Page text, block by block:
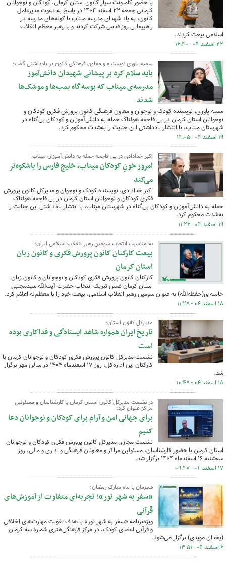
با حضور کامیونت سیار کانون استان کرمان، کودکان و نوجوانان
کرمانی جمعه ۲۲ اسفند ۱۴۰۴ در پاسخ به دعوت مدیرعامل
کانون، به یاد شهدای مدرسه میناب با کوله‌های مدرسه در
راهپیمایی روز قدس شرکت کردند و با رهبر معظم انقلاب
اسلامی بیعت کردند.
۲۲ اسفند ۰۴ - ۱۶:۴۰
سمیه یاوری نویسنده و معاون فرهنگی کانون در یادداشتی گفت؛
باید سلام کرد بر پیشانی شهیدان دانش‌آموز
مدرسه‌ی میناب که بوسه‌گاه بمب‌ها و موشک‌ها
شدند
سمیه یاوری، نویسنده کودک و نوجوان و معاون فرهنگی کانون پرورش فکری کودکان و
نوجوانان استان کرمان در پی فاجعه هولناک حمله به دانش‌آموزان و کودکان بی‌گناه در
شهرستان میناب، با انتشار یادداشتی این جنایت را به‌شدت محکوم کرد.
۱۹ اسفند ۰۴ - ۱۴:۰۵
اکبر خدادادی در پی فاجعه حمله به دانش‌آموزان میناب:
امروز خونِ کودکان میناب، خلیج فارس را باشکوه‌تر
می‌کند
اکبر خدادادی، نویسنده کودک و نوجوان و مدیرکل کانون پرورش
فکری کودکان و نوجوانان استان کرمان در پی فاجعه هولناک
حمله به دانش‌آموزان و کودکان بی‌گناه در شهرستان میناب، با انتشار یادداشتی این جنایت را
به‌شدت محکوم کرد.
۱۹ اسفند ۰۴ - ۱۱:۲۶
به مناسبت انتخاب سومین رهبر انقلاب اسلامی ایران؛
بیعت کارکنان کانون پرورش فکری و کانون زبان
استان کرمان
کارکنان کانون پرورش فکری کودکان و نوجوانان و کانون زبان
استان کرمان ضمن تبریک انتخاب حضرت آیت‌الله سیدمجتبی
خامنه‌ای(حفظه‌الله) به عنوان سومین رهبر انقلاب اسلامی، بیعت خود را با معظم‌له اعلام کرد.
۱۸ اسفند ۰۴ - ۱۱:۲۸
مدیرکل کانون استان؛
تاریخ ایران همواره شاهد ایستادگی و فداکاری بوده
است
نشست مدیرکل کانون پرورش فکری کودکان و نوجوانان کرمان با
کارکنان این اداره‌کل، روز ۱۷ اسفندماه ۱۴۰۴ در سالن مهر برگزار
شد.
۱۸ اسفند ۰۴ - ۱۰:۴۸
در نشست مدیرکل کانون استان کرمان با کارشناسان و مسئولین
مراکز عنوان کرد؛
برای جهانی امن و آرام برای کودکان و نوجوانان دعا
کنیم
نشست مجازی مدیرکل کانون پرورش فکری کودکان و نوجوانان
استان کرمان با حضور کارشناسان، مسئولین مراکز و معاونان فرهنگی و اداری و مالی، روز
سه‌شنبه ۱۶ اسفندماه ۱۴۰۴ برگزار شد.
۱۷ اسفند ۰۴ - ۰۹:۴۷
همزمان با ماه مبارک رمضان؛
«سفر به شهر نور»؛ تجربه‌ای متفاوت از آموزش‌های
قرآنی
ویژه‌برنامه «سفر به شهر نور» با هدف تقویت مهارت‌های اخلاقی
و قرآنی اعضای کودک، در مرکز فرهنگی‌هنری شماره سه کرمان
(یخدان مویدی) برگزار می‌شود.
۶ اسفند ۰۴ - ۱۳:۵۱